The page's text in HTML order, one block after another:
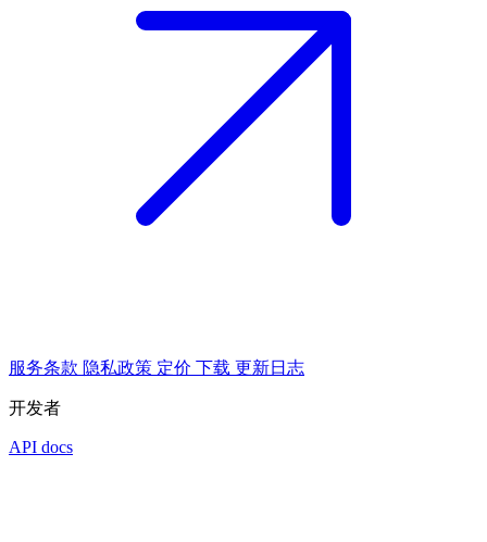
服务条款 隐私政策 定价 下载 更新日志
开发者
API docs